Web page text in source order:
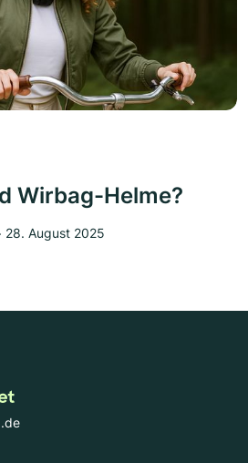
Wirbag-Helme?
‧ 28. August 2025